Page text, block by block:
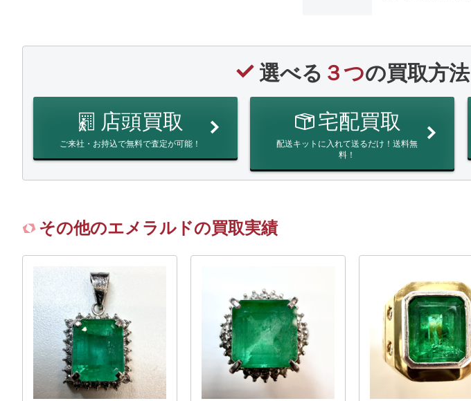
選べる ３つの買取方法
店頭買取
ご来社・お持込で無料で査定が可能！
宅配買取
配送キットに入れて送るだけ！送料無
料！
その他のエメラルドの買取実績